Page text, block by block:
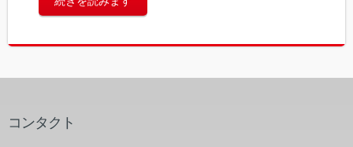
コンタクト